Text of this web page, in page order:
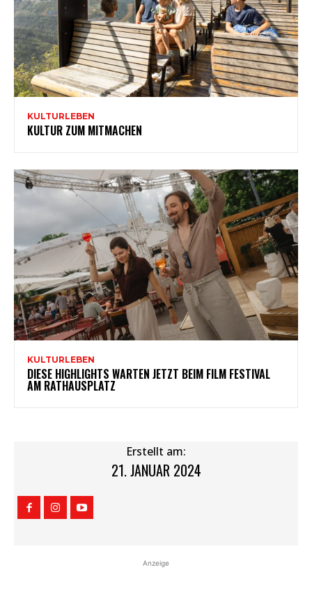
KULTURLEBEN
KULTUR ZUM MITMACHEN
KULTURLEBEN
DIESE HIGHLIGHTS WARTEN JETZT BEIM FILM FESTIVAL
AM RATHAUSPLATZ
Erstellt am:
21. JANUAR 2024
Anzeige